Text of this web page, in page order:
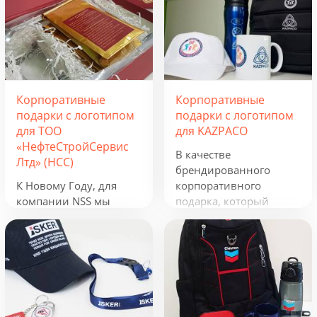
Корпоративные
подарки с логотипом
для ТОО
«НефтеСтройСервис
Лтд» (НСС)
К Новому Году, для
компании NSS мы
разработали
креативную подборку
из наборов «Кофеист»,
«Christmas Sky» и
«Adora». Вглядываться
в черное, как смоль,
зимнее небо и
Корпоративные
подарки с логотипом
для KAZPACO
В качестве
брендированного
корпоративного
подарка, который
можно использовать в
течение всего года, мы
предложили набор из
рюкзака, фонарика,
термокружки и
беспроводного
зарядного устройства.